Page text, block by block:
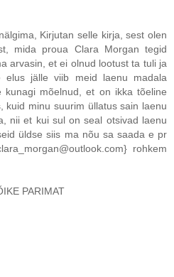
Kirjutan selle kirja, sest olen
mida proua Clara Morgan tegid
arvasin, et ei olnud lootust ta tuli ja
elus jälle viib meid laenu madala
kunagi mõelnud, et on ikka tõeline
kuid minu suurim üllatus sain laenu
nii et kui sul on seal otsivad laenu
üldse siis ma nõu sa saada e pr
rohkem
PARIMAT